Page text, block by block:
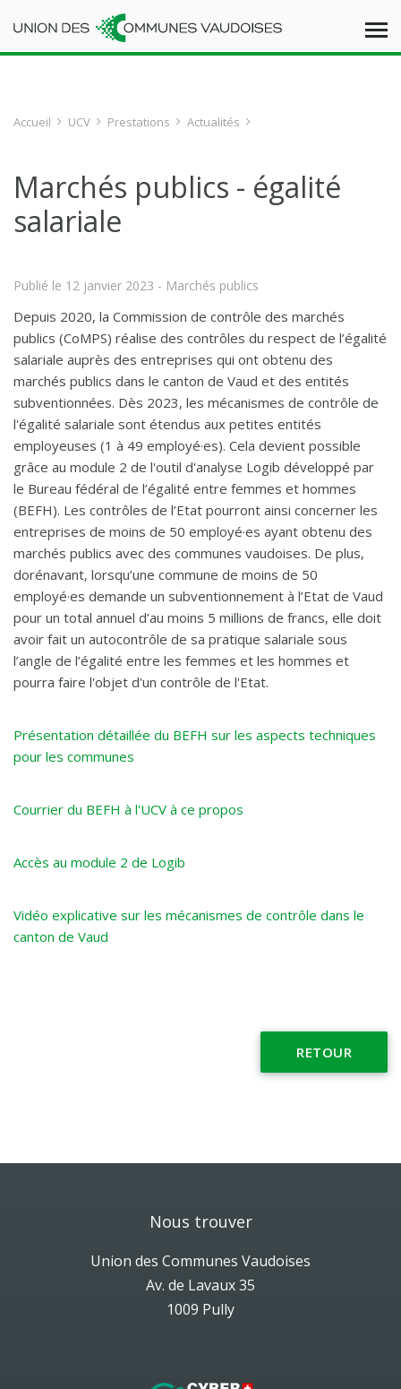
Accueil UCV Prestations Actualités
Marchés publics - égalité
salariale
Publié le 12 janvier 2023 - Marchés publics
Depuis 2020, la Commission de contrôle des marchés
publics (CoMPS) réalise des contrôles du respect de l’égalité
salariale auprès des entreprises qui ont obtenu des
marchés publics dans le canton de Vaud et des entités
subventionnées. Dès 2023, les mécanismes de contrôle de
l'égalité salariale sont étendus aux petites entités
employeuses (1 à 49 employé·es). Cela devient possible
grâce au module 2 de l'outil d'analyse Logib développé par
le Bureau fédéral de l’égalité entre femmes et hommes
(BEFH). Les contrôles de l’Etat pourront ainsi concerner les
entreprises de moins de 50 employé·es ayant obtenu des
marchés publics avec des communes vaudoises. De plus,
dorénavant, lorsqu’une commune de moins de 50
employé·es demande un subventionnement à l’Etat de Vaud
pour un total annuel d’au moins 5 millions de francs, elle doit
avoir fait un autocontrôle de sa pratique salariale sous
l’angle de l’égalité entre les femmes et les hommes et
pourra faire l'objet d'un contrôle de l'Etat.
Présentation détaillée du BEFH sur les aspects techniques
pour les communes
Courrier du BEFH à l'UCV à ce propos
Accès au module 2 de Logib
Vidéo explicative sur les mécanismes de contrôle dans le
canton de Vaud
RETOUR
Nous trouver
Union des Communes Vaudoises
Av. de Lavaux 35
1009 Pully